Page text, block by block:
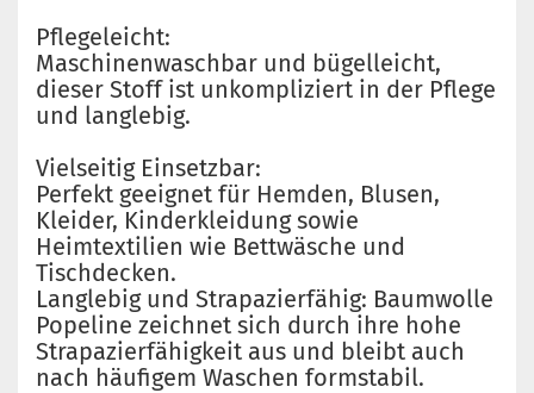
Pflegeleicht:
Maschinenwaschbar und bügelleicht,
dieser Stoff ist unkompliziert in der Pflege
und langlebig.
Vielseitig Einsetzbar:
Perfekt geeignet für Hemden, Blusen,
Kleider, Kinderkleidung sowie
Heimtextilien wie Bettwäsche und
Tischdecken.
Langlebig und Strapazierfähig: Baumwolle
Popeline zeichnet sich durch ihre hohe
Strapazierfähigkeit aus und bleibt auch
nach häufigem Waschen formstabil.